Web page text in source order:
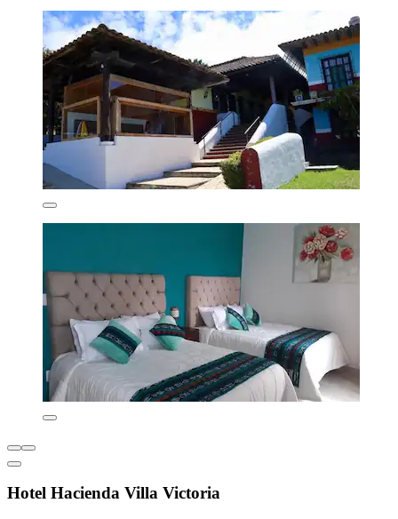
Hotel Hacienda Villa Victoria